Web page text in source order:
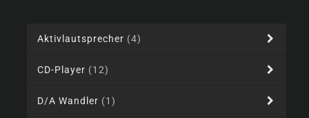
Aktivlautsprecher (4)
CD-Player (12)
D/A Wandler (1)